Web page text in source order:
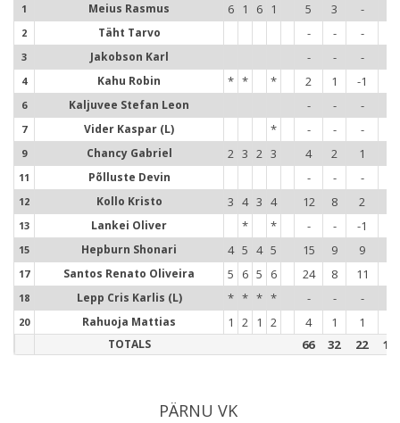
1 Meius Rasmus 6 1 6 1 5 3 -
2 Täht Tarvo - - -
3 Jakobson Karl - - -
4 Kahu Robin * * * 2 1 -1
6 Kaljuvee Stefan Leon - - -
7 Vider Kaspar (L) * - - -
9 Chancy Gabriel 2 3 2 3 4 2 1
11 Põlluste Devin - - -
12 Kollo Kristo 3 4 3 4 12 8 2
13 Lankei Oliver * * - - -1
15 Hepburn Shonari 4 5 4 5 15 9 9
17 Santos Renato Oliveira 5 6 5 6 24 8 11
18 Lepp Cris Karlis (L) * * * * - - -
20 Rahuoja Mattias 1 2 1 2 4 1 1
TOTALS 66 32 22
PÄRNU VK